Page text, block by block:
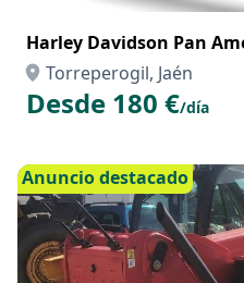
Harley Davidson Pan
Torreperogil, Jaén
Desde 180 €/día
Anuncio destacado